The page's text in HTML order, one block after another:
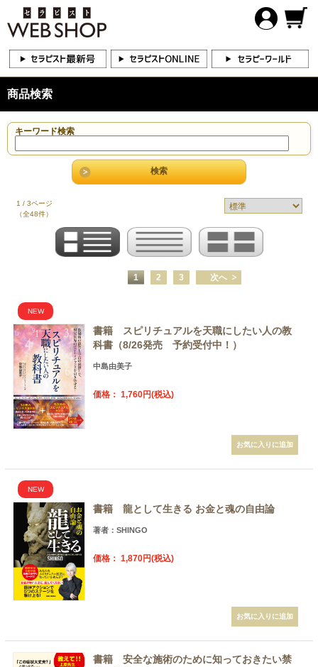
商品検索
キーワード検索
1 / 3ページ
（全48件）
1 2 3 次へ
NEW
書籍 スピリチュアルを天職にしたい人の教
科書（8/26発売 予約受付中！）
中島由美子
価格： 1,760円(税込)
NEW
書籍 龍として生きる お金と魂の自由論
著者：SHINGO
価格： 1,870円(税込)
書籍 安全な施術のために知っておきたい禁